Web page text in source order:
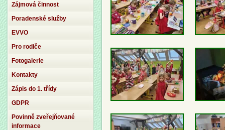
Zájmová činnost
Poradenské služby
EVVO
Pro rodiče
Fotogalerie
Kontakty
Zápis do 1. třídy
GDPR
Povinně zveřejňované
informace